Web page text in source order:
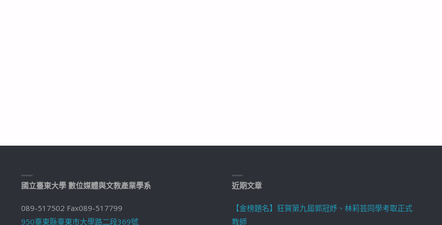
國立臺東大學 數位媒體與文教產業學系
089-517502 Fax089-517799
950臺東縣臺東市大學路二段369號
近期文章
【金榜題名】狂賀第九屆郭冠妤、林莉芸同學考取正式
教師